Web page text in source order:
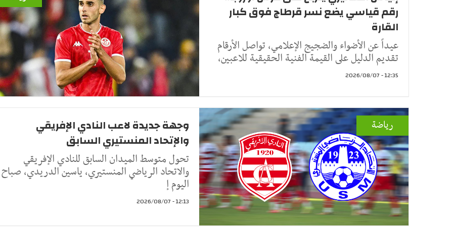
رقم قياسي يضع نسر قرطاج فوق كبار
القارة
عيداً عن الأضواء والضجيج الإعلامي، تواصل الأرقام
تقديم الدليل على القيمة الفنية الحقيقية للاعبين،
12:35 - 2026/08/07
رياضة
وجهة جديدة لاعب النادي الإفريقي
والإتحاد المنستيري السابق
تحول متوسط الميدان السابق للنادي الإفريقي
والاتحاد الرياضي المنستيري، ياسين الدريدي، صباح
اليوم إ
12:13 - 2026/08/07